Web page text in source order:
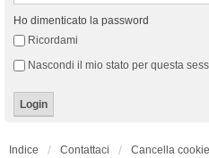
Ho dimenticato la password
Ricordami
Nascondi il mio stato per questa
Indice Contattaci Cancella cookie